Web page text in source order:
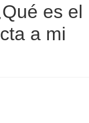
es el
a mi